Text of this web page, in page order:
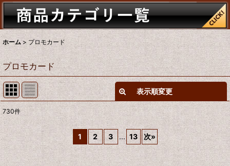
ホーム > プロモカード
プロモカード
表示順変更
サブカテゴリ
表示数 :
730件
1 2 3 ... 13 次»